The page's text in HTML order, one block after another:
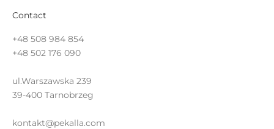
Contact
+48 508 984 854
+48 502 176 090
ul.Warszawska 239
39-400 Tarnobrzeg
kontakt@pekalla.com